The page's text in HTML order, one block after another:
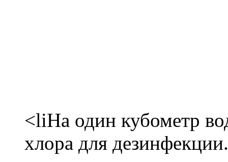
<liНа один кубометр
хлора для дезинфекции.